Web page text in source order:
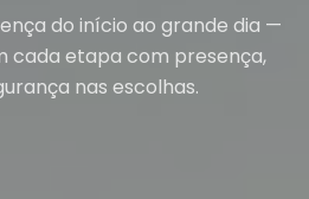
do início ao grande dia —
cada etapa com presença,
nas escolhas.